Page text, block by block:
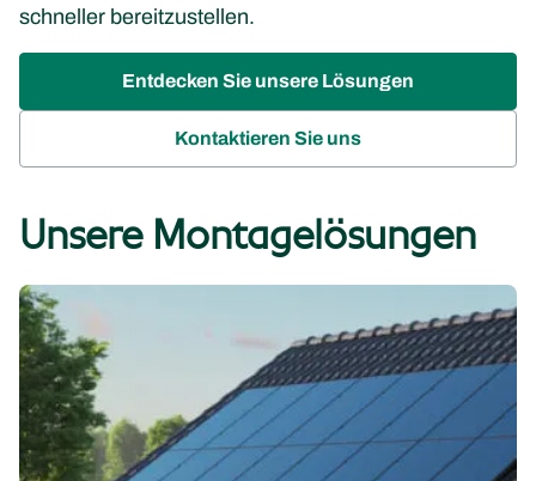
schneller bereitzustellen.
Entdecken Sie unsere Lösungen
Kontaktieren Sie uns
Unsere Montagelösungen
Schrägdächer